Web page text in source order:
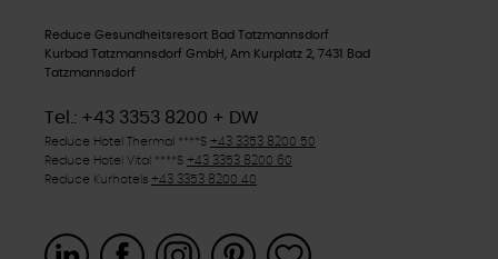
Reduce Gesundheitsresort Bad Tatzmannsdorf
Kurbad Tatzmannsdorf GmbH, Am Kurplatz 2, 7431 Bad
Tatzmannsdorf
Tel.: +43 3353 8200 + DW
Reduce Hotel Thermal ****S +43 3353 8200 50
Reduce Hotel Vital ****S +43 3353 8200 60
Reduce Kurhotels +43 3353 8200 40